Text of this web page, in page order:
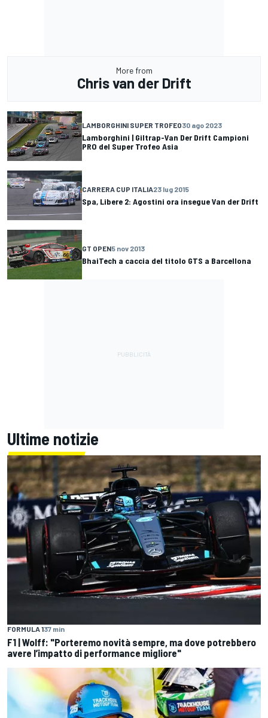
More from
Chris van der Drift
LAMBORGHINI SUPER TROFEO30 ago 2023
Lamborghini | Giltrap-Van Der Drift Campioni
PRO del Super Trofeo Asia
CARRERA CUP ITALIA23 lug 2015
Spa, Libere 2: Agostini ora insegue Van der Drift
GT OPEN5 nov 2013
BhaiTech a caccia del titolo GTS a Barcellona
Ultime notizie
FORMULA 137 min
F1 | Wolff: "Porteremo novità sempre, ma dove potrebbero
avere l’impatto di performance migliore"